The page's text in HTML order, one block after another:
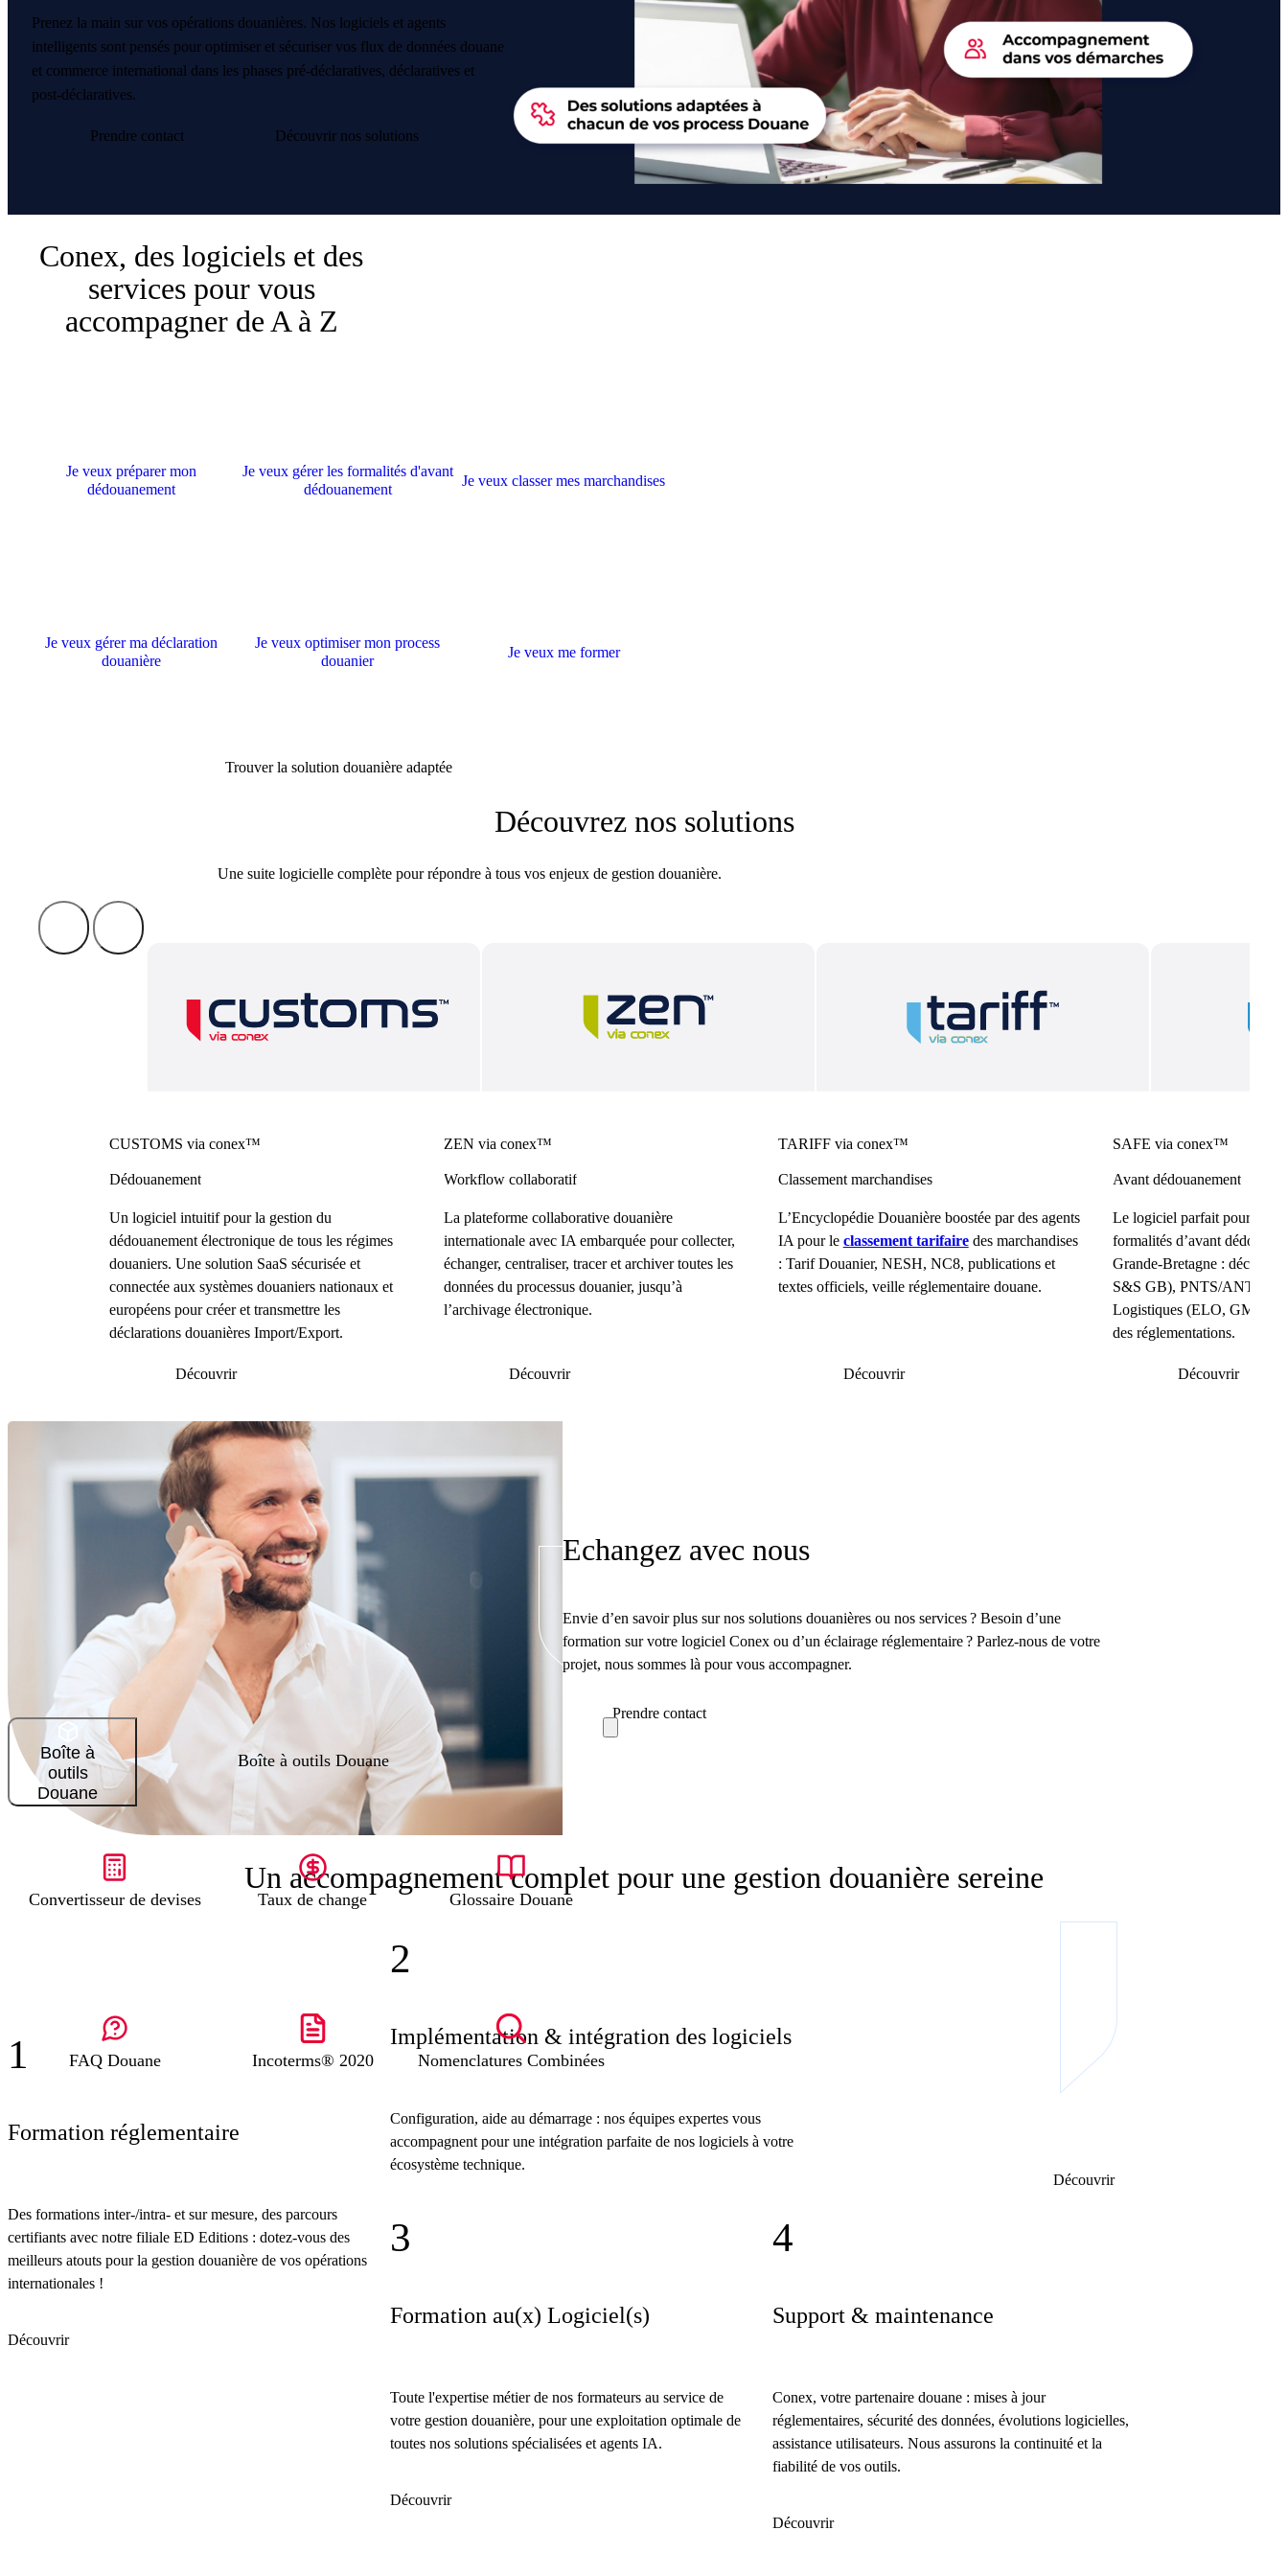
Prenez la main sur vos opérations douanières. Nos logiciels et agents
intelligents sont pensés pour optimiser et sécuriser vos flux de données douane
et commerce international dans les phases pré-déclaratives, déclaratives et
post-déclaratives.
Prendre contact Découvrir nos solutions
Conex, des logiciels et des
services pour vous
accompagner de A à Z
Je veux préparer mon
dédouanement
Je veux gérer les formalités d'avant
dédouanement
Je veux classer mes marchandises
Je veux gérer ma déclaration
douanière
Je veux optimiser mon process
douanier
Je veux me former
Trouver la solution douanière adaptée
Découvrez nos solutions
Une suite logicielle complète pour répondre à tous vos enjeux de gestion douanière.
CUSTOMS via conex™
Dédouanement
Un logiciel intuitif pour la gestion du
dédouanement électronique de tous les régimes
douaniers. Une solution SaaS sécurisée et
connectée aux systèmes douaniers nationaux et
européens pour créer et transmettre les
déclarations douanières Import/Export.
Découvrir
ZEN via conex™
Workflow collaboratif
La plateforme collaborative douanière
internationale avec IA embarquée pour collecter,
échanger, centraliser, tracer et archiver toutes les
données du processus douanier, jusqu’à
l’archivage électronique.
Découvrir
TARIFF via conex™
Classement marchandises
L’Encyclopédie Douanière boostée par des agents
IA pour le classement tarifairedes marchandises
: Tarif Douanier, NESH, NC8, publications et
textes officiels, veille réglementaire douane.
Découvrir
SAFE via conex™
Avant dédouanement
Le logiciel parfait pour gérer
formalités d’avant
Grande-Bretagne :
S&S GB), PNTS/ANTES et
Logistiques (ELO, GMR,
des réglementations.
Découvrir
Echangez avec nous
Envie d’en savoir plus sur nos solutions douanières ou nos services ? Besoin d’une
formation sur votre logiciel Conex ou d’un éclairage réglementaire ? Parlez-nous de votre
projet, nous sommes là pour vous accompagner.
Prendre contact
Un accompagnement complet pour une gestion douanière sereine
1
Formation réglementaire
Des formations inter-/intra- et sur mesure, des parcours
certifiants avec notre filiale ED Editions : dotez-vous des
meilleurs atouts pour la gestion douanière de vos opérations
internationales !
Découvrir
2
Implémentation & intégration des logiciels
Configuration, aide au démarrage : nos équipes expertes vous
accompagnent pour une intégration parfaite de nos logiciels à votre
écosystème technique.
Découvrir
3
Formation au(x) Logiciel(s)
Toute l'expertise métier de nos formateurs au service de
votre gestion douanière, pour une exploitation optimale de
toutes nos solutions spécialisées et agents IA.
Découvrir
4
Support & maintenance
Conex, votre partenaire douane : mises à jour
réglementaires, sécurité des données, évolutions logicielles,
assistance utilisateurs. Nous assurons la continuité et la
fiabilité de vos outils.
Découvrir
Boîte à
outils
Douane
Boîte à outils Douane
Convertisseur de devises Taux de change Glossaire Douane
FAQ Douane Incoterms® 2020 Nomenclatures Combinées